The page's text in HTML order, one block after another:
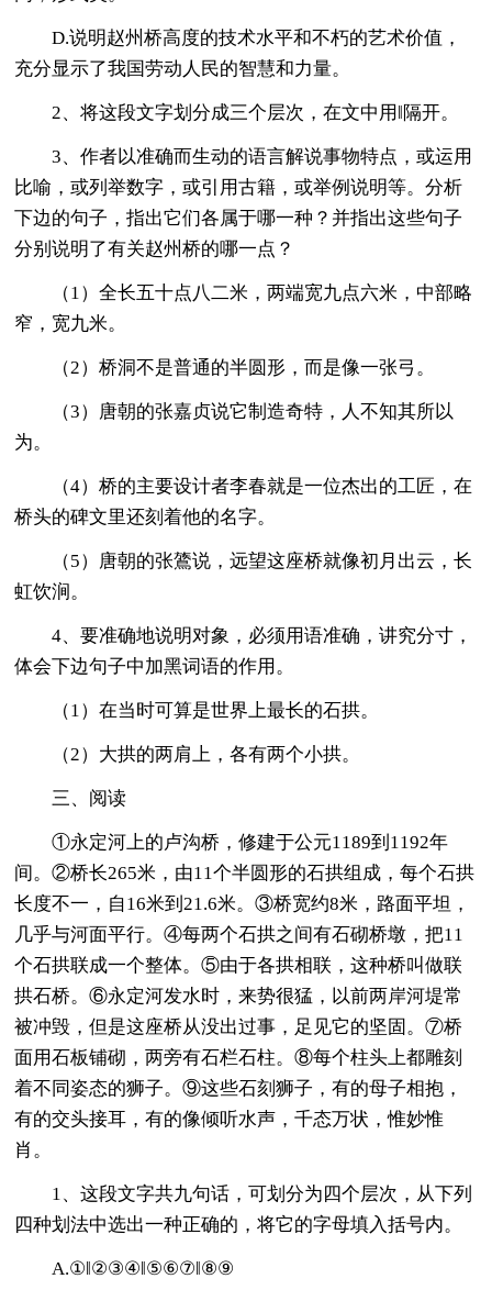
D.说明赵州桥高度的技术水平和不朽的艺术价值，
充分显示了我国劳动人民的智慧和力量。
2、将这段文字划分成三个层次，在文中用‖隔开。
3、作者以准确而生动的语言解说事物特点，或运用
比喻，或列举数字，或引用古籍，或举例说明等。分析
下边的句子，指出它们各属于哪一种？并指出这些句子
分别说明了有关赵州桥的哪一点？
（1）全长五十点八二米，两端宽九点六米，中部略
窄，宽九米。
（2）桥洞不是普通的半圆形，而是像一张弓。
（3）唐朝的张嘉贞说它制造奇特，人不知其所以
为。
（4）桥的主要设计者李春就是一位杰出的工匠，在
桥头的碑文里还刻着他的名字。
（5）唐朝的张鷟说，远望这座桥就像初月出云，长
虹饮涧。
4、要准确地说明对象，必须用语准确，讲究分寸，
体会下边句子中加黑词语的作用。
（1）在当时可算是世界上最长的石拱。
（2）大拱的两肩上，各有两个小拱。
三、阅读
①永定河上的卢沟桥，修建于公元1189到1192年
间。②桥长265米，由11个半圆形的石拱组成，每个石拱
长度不一，自16米到21.6米。③桥宽约8米，路面平坦，
几乎与河面平行。④每两个石拱之间有石砌桥墩，把11
个石拱联成一个整体。⑤由于各拱相联，这种桥叫做联
拱石桥。⑥永定河发水时，来势很猛，以前两岸河堤常
被冲毁，但是这座桥从没出过事，足见它的坚固。⑦桥
面用石板铺砌，两旁有石栏石柱。⑧每个柱头上都雕刻
着不同姿态的狮子。⑨这些石刻狮子，有的母子相抱，
有的交头接耳，有的像倾听水声，千态万状，惟妙惟
肖。
1、这段文字共九句话，可划分为四个层次，从下列
四种划法中选出一种正确的，将它的字母填入括号内。
A.①‖②③④‖⑤⑥⑦‖⑧⑨